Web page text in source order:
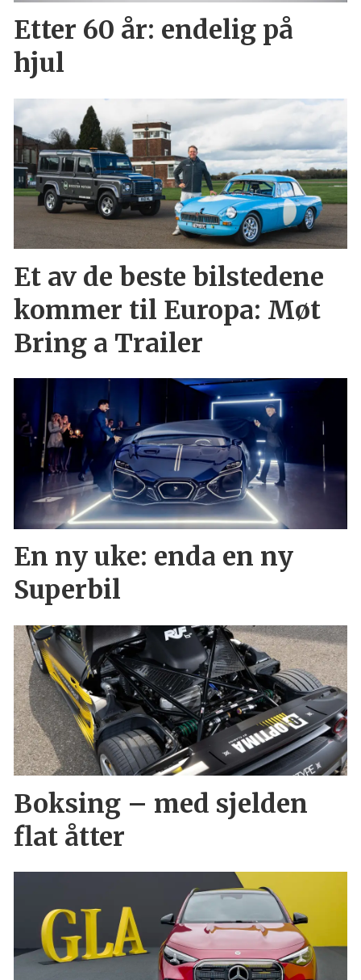
Etter 60 år: endelig på
hjul
Et av de beste bilstedene
kommer til Europa: Møt
Bring a Trailer
En ny uke: enda en ny
Superbil
Boksing – med sjelden
flat åtter